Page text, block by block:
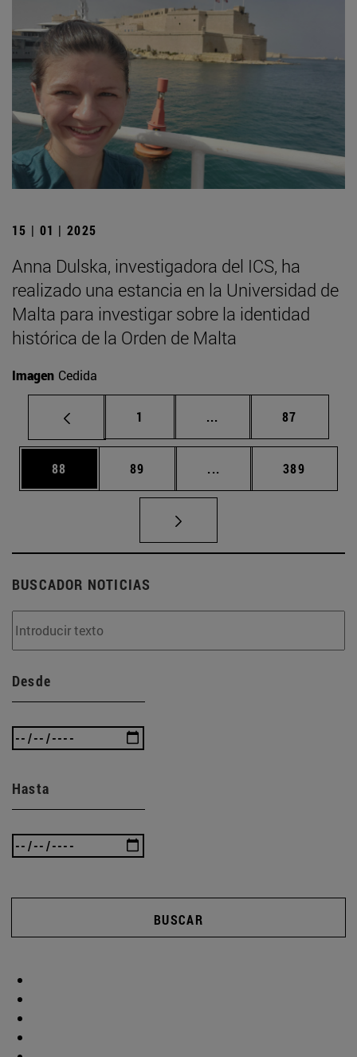
15 | 01 | 2025
Anna Dulska, investigadora del ICS, ha
realizado una estancia en la Universidad de
Malta para investigar sobre la identidad
histórica de la Orden de Malta
Imagen Cedida
Página
1 ... Páginas intermedias
Página
87
Página
88 Página
89 ... Páginas intermedias
Página
389
BUSCADOR NOTICIAS
Desde
Hasta
BUSCAR